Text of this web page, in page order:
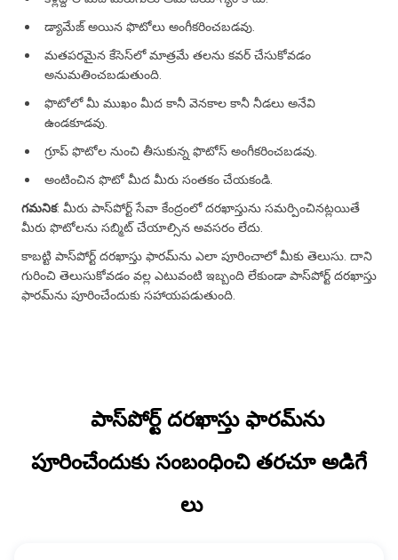
డ్యామేజ్ అయిన ఫొటోలు అంగీకరించబడవు.
మతపరమైన కేసెస్‌లో మాత్రమే తలను కవర్ చేసుకోవడం
అనుమతించబడుతుంది.
ఫొటోలో మీ ముఖం మీద కానీ వెనకాల కానీ నీడలు అనేవి
ఉండకూడవు.
గ్రూప్ ఫొటోల నుంచి తీసుకున్న ఫొటోస్ అంగీకరించబడవు.
అంటించిన ఫొటో మీద మీరు సంతకం చేయకండి.
గమనిక: మీరు పాస్‌పోర్ట్ సేవా కేంద్రంలో దరఖాస్తును సమర్పించినట్లయితే
మీరు ఫొటోలను సబ్మిట్ చేయాల్సిన అవసరం లేదు.
కాబట్టి పాస్‌పోర్ట్ దరఖాస్తు ఫారమ్‌ను ఎలా పూరించాలో మీకు తెలుసు. దాని
గురించి తెలుసుకోవడం వల్ల ఎటువంటి ఇబ్బంది లేకుండా పాస్‌పోర్ట్ దరఖాస్తు
ఫారమ్‌ను పూరించేందుకు సహాయపడుతుంది.
పాస్‌పోర్ట్ దరఖాస్తు ఫారమ్‌ను
పూరించేందుకు సంబంధించి తరచూ అడిగే
లు